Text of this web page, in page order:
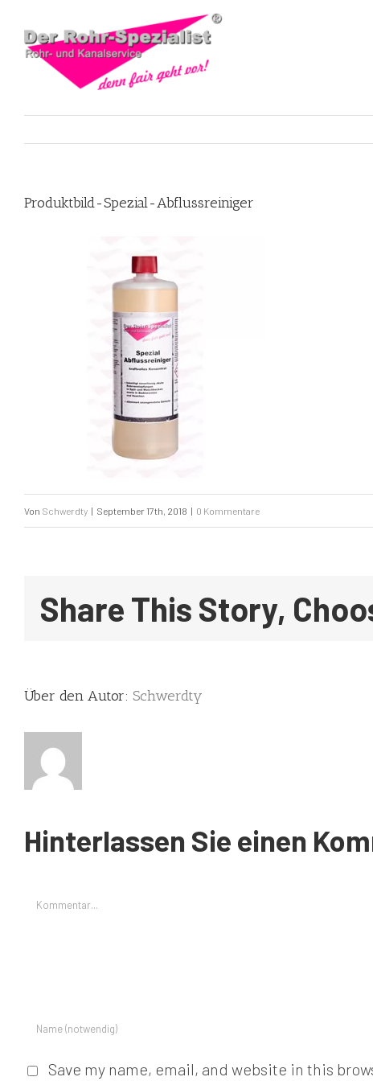
content
Produktbild-Spezial-Abflussreiniger
Von Schwerdty | September 17th, 2018 | 0 Kommentare
Share This Story,
Über den Autor: Schwerdty
Hinterlassen Sie einen
Kommentar
Save my name, email, and website in this